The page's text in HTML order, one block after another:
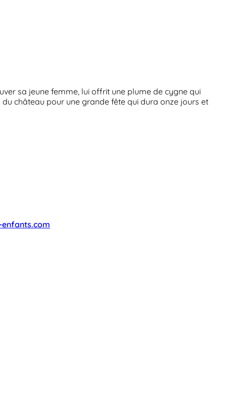
sa jeune femme, lui offrit une plume de cygne qui
château pour une grande fête qui dura onze jours et